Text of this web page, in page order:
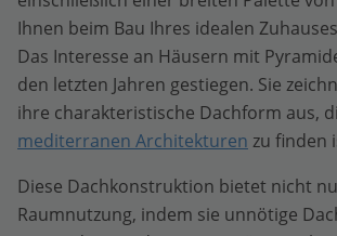
Ihnen beim Bau Ihres idealen
Das Interesse an Häusern mit
den letzten Jahren gestiegen. Sie
ihre charakteristische Dachform aus,
mediterranen Architekturen zu finden
Diese Dachkonstruktion bietet nicht
Raumnutzung, indem sie unnötige